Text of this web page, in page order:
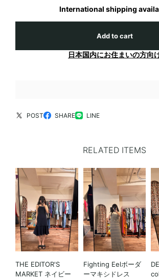
International shipping
Add to cart
日本国内にお住まいの方向
POST SHARE LINE
RELATED ITEMS
THE EDITOR'S
MARKET ネイビー
Fighting Eelボーダ
ーマキシドレス